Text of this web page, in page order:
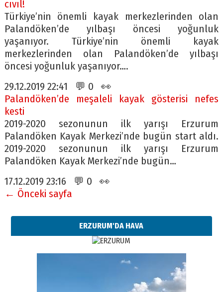
cıvıl!
Türkiye’nin önemli kayak merkezlerinden olan
Palandöken’de yılbaşı öncesi yoğunluk
yaşanıyor. Türkiye’nin önemli kayak
merkezlerinden olan Palandöken’de yılbaşı
öncesi yoğunluk yaşanıyor….
29.12.2019 22:41 💬 0 👀
Palandöken’de meşaleli kayak gösterisi nefes
kesti
2019-2020 sezonunun ilk yarışı Erzurum
Palandöken Kayak Merkezi’nde bugün start aldı.
2019-2020 sezonunun ilk yarışı Erzurum
Palandöken Kayak Merkezi’nde bugün…
17.12.2019 23:16 💬 0 👀
← Önceki sayfa
ERZURUM'DA HAVA